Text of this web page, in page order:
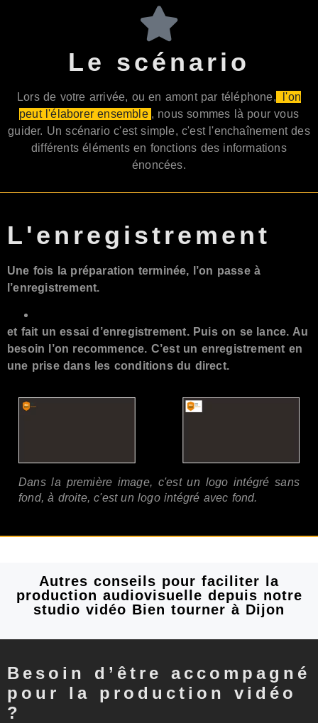
Le scénario
Lors de votre arrivée, ou en amont par téléphone,
l'on
peut l'élaborer ensemble , nous sommes là pour vous
guider. Un scénario c'est simple, c'est l'enchaînement des
différents éléments en fonctions des informations
énoncées.
L'enregistrement
Une fois la préparation terminée, l’on passe à
l’enregistrement.
et fait un essai d’enregistrement. Puis on se lance. Au
besoin l’on recommence. C’est un enregistrement en
une prise dans les conditions du direct.
Dans la première image, c'est un logo intégré sans
fond, à droite, c'est un logo intégré avec fond.
Autres conseils pour faciliter la
production audiovisuelle depuis notre
studio vidéo Bien tourner à Dijon
Besoin d’être accompagné
pour la production vidéo
?